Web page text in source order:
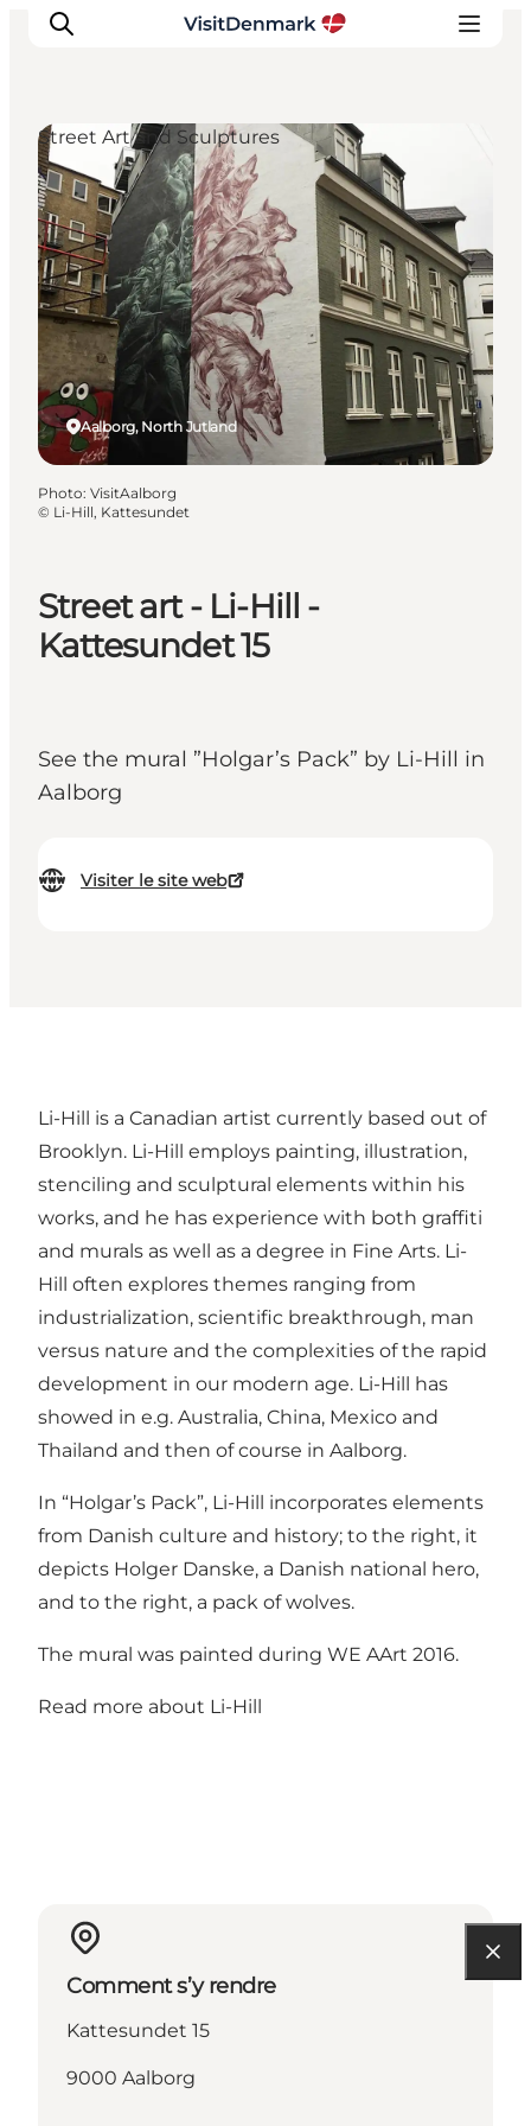
Inspirations
Destinations
Quoi faire
Hébergements
Planifiez votre voyage
Street art - Li-Hill -
Kattesundet 15
See the mural ”Holgar’s Pack” by Li-Hill in
Aalborg
Visiter le site web
Aalborg, North Jutland
Street Art and Sculptures
Photo: VisitAalborg
© Li-Hill, Kattesundet
Li-Hill is a Canadian artist currently based out of
Brooklyn. Li-Hill employs painting, illustration,
stenciling and sculptural elements within his
works, and he has experience with both graffiti
and murals as well as a degree in Fine Arts. Li-
Hill often explores themes ranging from
industrialization, scientific breakthrough, man
versus nature and the complexities of the rapid
development in our modern age. Li-Hill has
showed in e.g. Australia, China, Mexico and
Thailand and then of course in Aalborg.
In “Holgar’s Pack”, Li-Hill incorporates elements
from Danish culture and history; to the right, it
depicts Holger Danske, a Danish national hero,
and to the right, a pack of wolves.
The mural was painted during WE AArt 2016.
Read more about Li-Hill
Comment s’y rendre
Kattesundet 15
9000 Aalborg